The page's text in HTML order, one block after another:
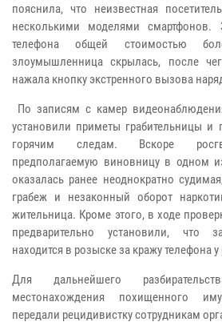
пояснила, что неизвестная
несколькими моделями
телефона общей стоимостью
злоумышленница скрылась, после
нажала кнопку экстренного вызова
По записям с камер
установили приметы грабительницы и
горячим следам. Вскоре
предполагаемую виновницу в одном
оказалась ранее неоднократно
грабеж и незаконный оборот
жительница. Кроме этого, в ходе
предварительно установили, что
находится в розыске за кражу телефона
Для дальнейшего
местонахождения похищенного
передали рецидивистку сотрудникам